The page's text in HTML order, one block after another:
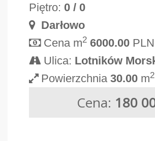
Piętro: 0 / 0
Darłowo
Cena m2 6000.00 PLN
Ulica: Lotników
Powierzchnia30.00 m2
Cena: 180